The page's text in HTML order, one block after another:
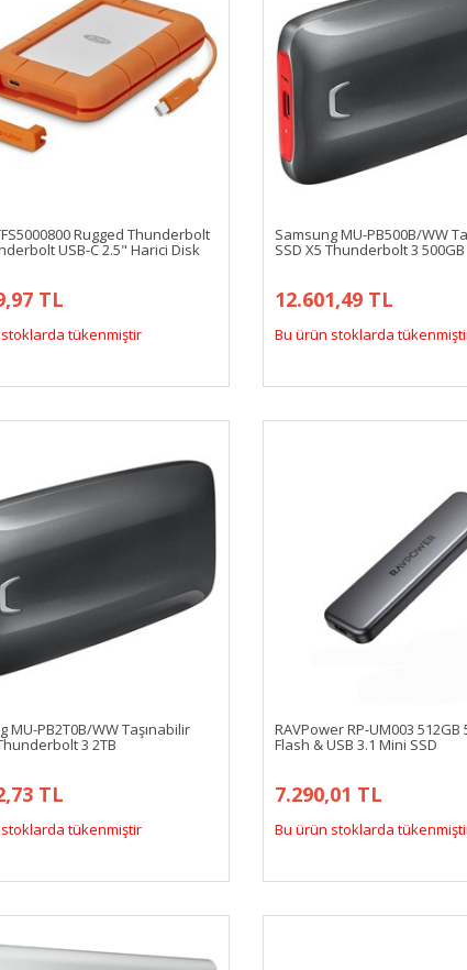
Rugged Thunderbolt
USB-C 2.5" Harici Disk
TL
tükenmiştir
Samsung MU-PB500B/WW
SSD X5 Thunderbolt 3 500GB
12.601,49 TL
Bu ürün stoklarda
MU-PB2T0B/WW Taşınabilir
3 2TB
TL
tükenmiştir
RAVPower RP-UM003 512GB
Flash & USB 3.1 Mini SSD
7.290,01 TL
Bu ürün stoklarda